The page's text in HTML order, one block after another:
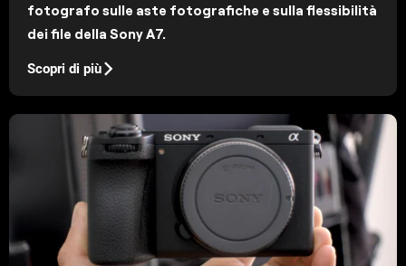
fotografo sulle aste fotografiche e sulla flessibilità
dei file della Sony A7.
Scopri di più